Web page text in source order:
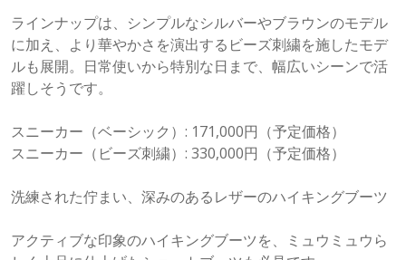
ラインナップは、シンプルなシルバーやブラウンのモデル
に加え、より華やかさを演出するビーズ刺繍を施したモデ
ルも展開。日常使いから特別な日まで、幅広いシーンで活
躍しそうです。
スニーカー（ベーシック）: 171,000円（予定価格）
スニーカー（ビーズ刺繍）: 330,000円（予定価格）
洗練された佇まい、深みのあるレザーのハイキングブーツ
アクティブな印象のハイキングブーツを、ミュウミュウら